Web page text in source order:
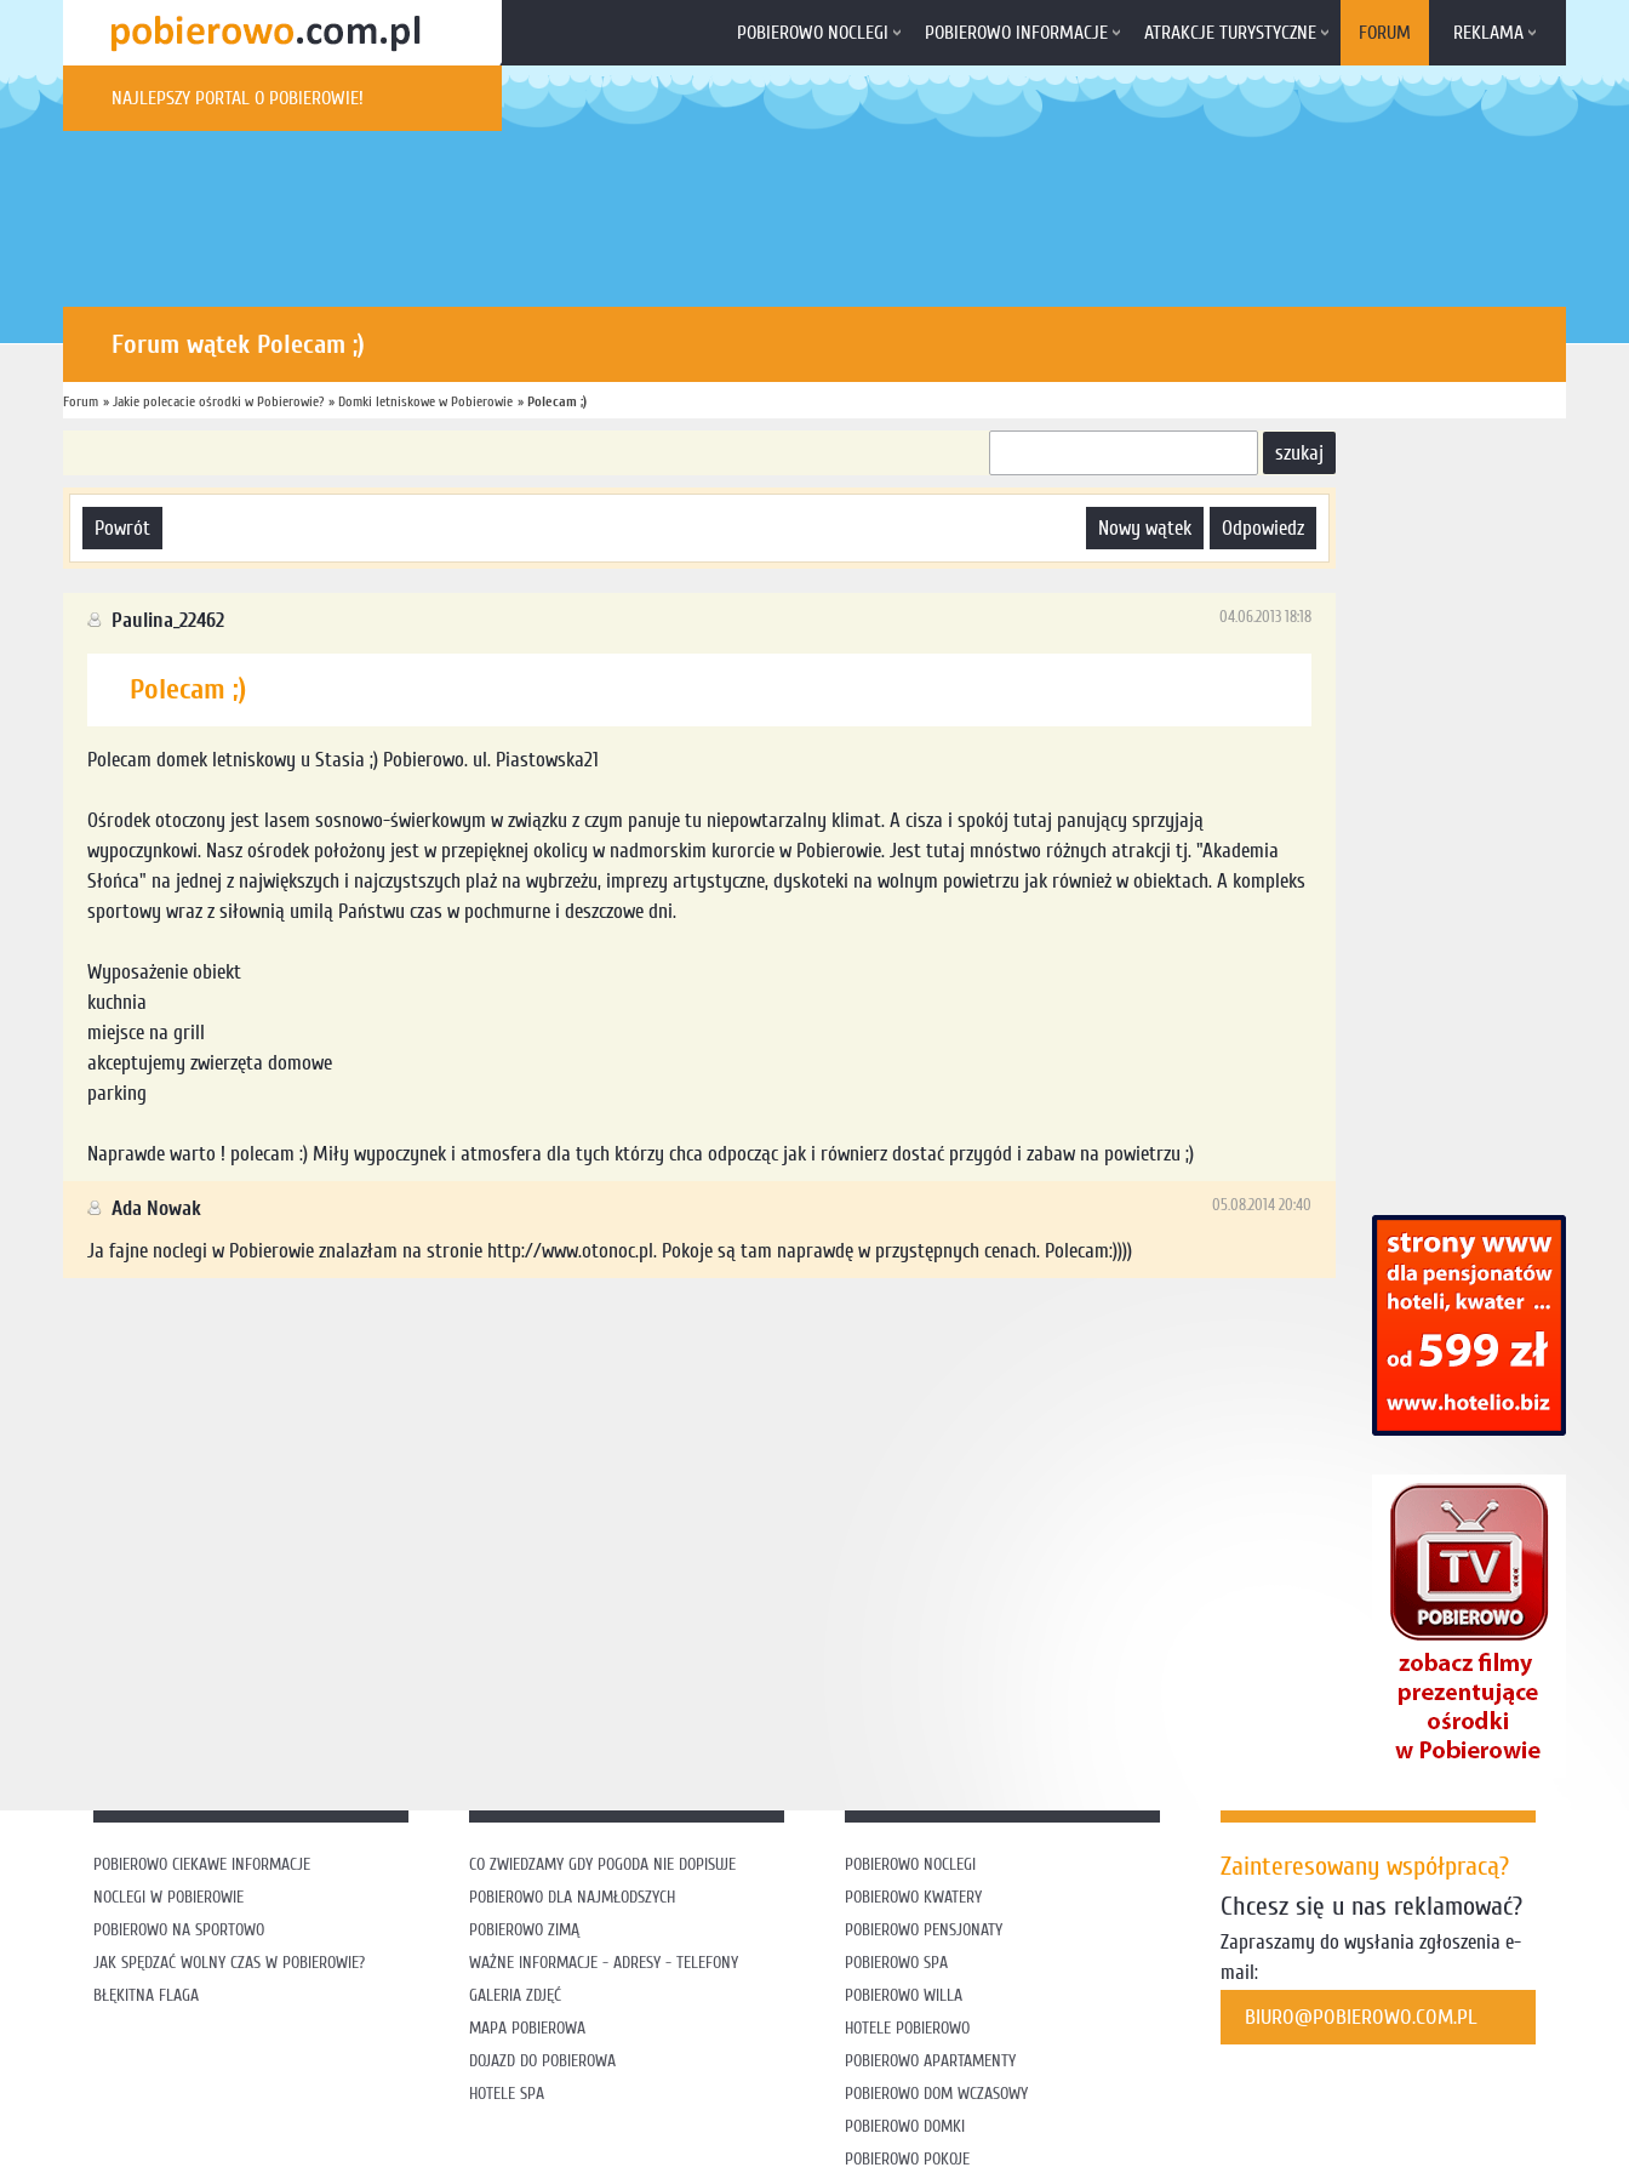
POBIEROWO NOCLEGI POBIEROWO INFORMACJE ATRAKCJE TURYSTYCZNE FORUM REKLAMA
NAJLEPSZY PORTAL O POBIEROWIE!
Forum wątek Polecam ;)
Jesteś tutaj: »Forum
Forum » Jakie polecacie ośrodki w Pobierowie? » Domki letniskowe w Pobierowie » Polecam ;)
powrót odpowiedz
nowy wątek
04.06.2013 18:18
Paulina_22462
Polecam ;)
Polecam domek letniskowy u Stasia ;) Pobierowo. ul. Piastowska21
Ośrodek otoczony jest lasem sosnowo-świerkowym w związku z czym panuje tu niepowtarzalny klimat. A cisza i spokój tutaj panujący sprzyjają
wypoczynkowi. Nasz ośrodek położony jest w przepięknej okolicy w nadmorskim kurorcie w Pobierowie. Jest tutaj mnóstwo różnych atrakcji tj. "Akademia
Słońca" na jednej z największych i najczystszych plaż na wybrzeżu, imprezy artystyczne, dyskoteki na wolnym powietrzu jak również w obiektach. A kompleks
sportowy wraz z siłownią umilą Państwu czas w pochmurne i deszczowe dni.
Wyposażenie obiekt
kuchnia
miejsce na grill
akceptujemy zwierzęta domowe
parking
Naprawde warto ! polecam :) Miły wypoczynek i atmosfera dla tych którzy chca odpocząc jak i równierz dostać przygód i zabaw na powietrzu ;)
05.08.2014 20:40
Ada Nowak
Ja fajne noclegi w Pobierowie znalazłam na stronie http://www.otonoc.pl. Pokoje są tam naprawdę w przystępnych cenach. Polecam:))))
POBIEROWO CIEKAWE INFORMACJE
NOCLEGI W POBIEROWIE
POBIEROWO NA SPORTOWO
JAK SPĘDZAĆ WOLNY CZAS W POBIEROWIE?
BŁĘKITNA FLAGA
CO ZWIEDZAMY GDY POGODA NIE DOPISUJE
POBIEROWO DLA NAJMŁODSZYCH
POBIEROWO ZIMĄ
WAŻNE INFORMACJE - ADRESY - TELEFONY
GALERIA ZDJĘĆ
MAPA POBIEROWA
DOJAZD DO POBIEROWA
HOTELE SPA
POBIEROWO NOCLEGI
POBIEROWO KWATERY
POBIEROWO PENSJONATY
POBIEROWO SPA
POBIEROWO WILLA
HOTELE POBIEROWO
POBIEROWO APARTAMENTY
POBIEROWO DOM WCZASOWY
POBIEROWO DOMKI
POBIEROWO POKOJE
Zainteresowany współpracą?
Chcesz się u nas reklamować?
Zapraszamy do wysłania zgłoszenia e-
mail:
BIURO@POBIEROWO.COM.PL